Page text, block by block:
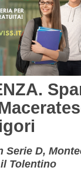
Serie D,
Tolentino